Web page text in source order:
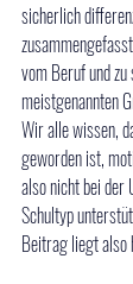
sicherlich
vom Beruf und
meistgenannten
Wir alle wissen,
geworden ist,
also nicht bei der
Schultyp
Beitrag liegt also